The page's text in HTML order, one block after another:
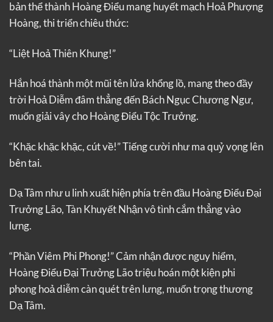
bản thể thành Hoàng Điểu mang huyết mạch Hoả Phượng
Hoàng, thi triển chiêu thức:
“Liệt Hoả Thiên Khung!”
Hắn hoá thành một mũi tên lửa khổng lồ, mang theo đầy
trời Hoả Diễm đâm thẳng đến Bách Ngục Chương Ngư,
muốn giải vây cho Hoàng Điểu Tộc Trưởng.
“Khặc khặc khặc, cút về!” Tiếng cười như ma quỷ vọng lên
bên tai.
Dạ Tâm như u linh xuất hiện phía trên đầu Hoàng Điểu Đại
Trưởng Lão, Tàn Khuyết Nhận vô tình cắm thẳng vào
lưng.
“Phần Viêm Phi Phong!” Cảm nhận được nguy hiểm,
Hoàng Điểu Đại Trưởng Lão triệu hoán một kiện phi
phong hoả diễm càn quét trên lưng, muốn trọng thương
Dạ Tâm.